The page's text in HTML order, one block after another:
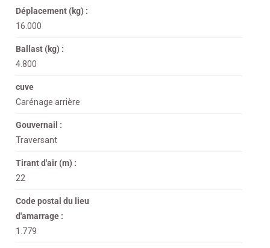
Déplacement (kg) :
16.000
Ballast (kg) :
4.800
cuve
Carénage arrière
Gouvernail :
Traversant
Tirant d'air (m) :
22
Code postal du lieu
d'amarrage :
1.779